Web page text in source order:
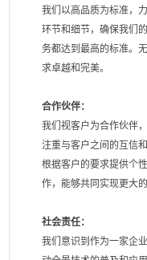
我们以高品质为标准，
环节和细节，确保我们
务都达到最高的标准。
求卓越和完美。
合作伙伴：
我们视客户为合作伙伴
注重与客户之间的互信
根据客户的要求提供个
作，能够共同实现更大的
社会责任：
我们意识到作为一家企